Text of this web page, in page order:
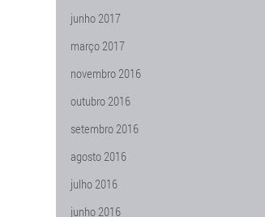
junho 2017
março 2017
novembro 2016
outubro 2016
setembro 2016
agosto 2016
julho 2016
junho 2016